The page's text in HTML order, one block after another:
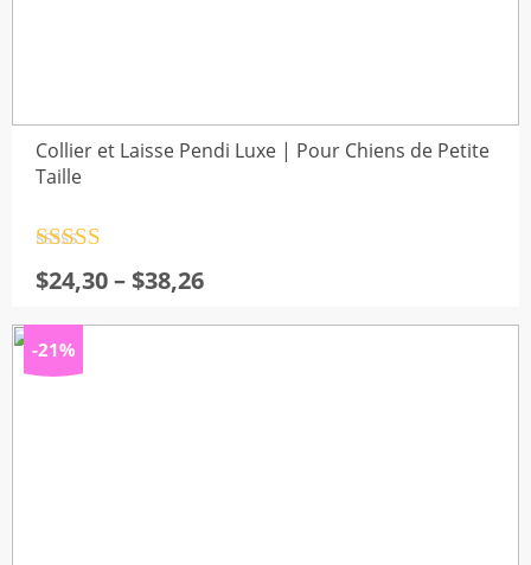
Collier et Laisse Pendi Luxe | Pour Chiens de Petite
Taille
sur 5
$24,30– $38,26
Plage
prix :
$24,30
-21%